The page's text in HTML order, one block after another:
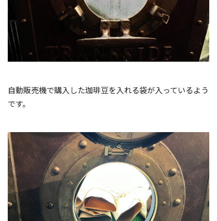
自動販売機で購入した珈琲豆を入れる袋が入っているよう
です。